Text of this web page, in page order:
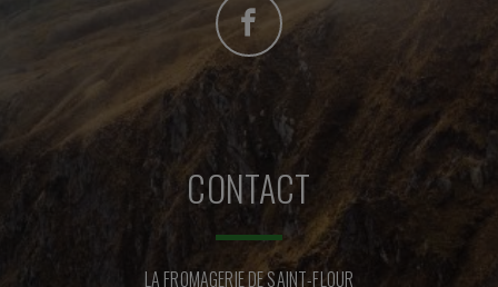
CONTACT
LA FROMAGERIE DE SAINT-FLOUR